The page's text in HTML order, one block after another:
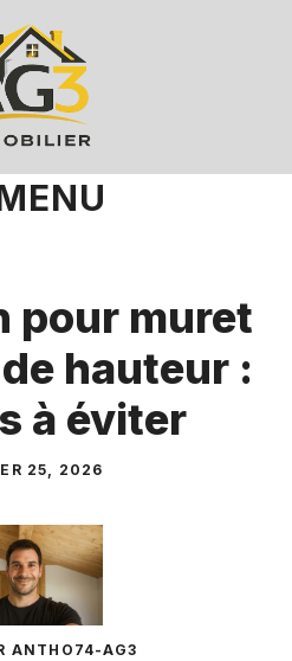
pour muret
hauteur :
à éviter
25, 2026
ANTHO74-AG3